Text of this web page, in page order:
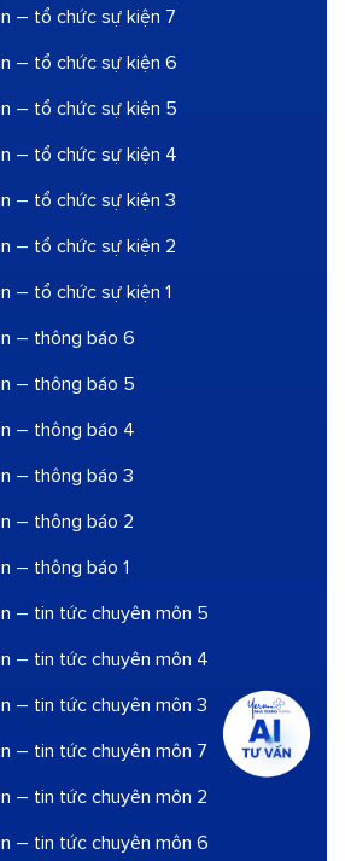
– tổ chức sự kiện 7
– tổ chức sự kiện 6
– tổ chức sự kiện 5
– tổ chức sự kiện 4
– tổ chức sự kiện 3
– tổ chức sự kiện 2
– tổ chức sự kiện 1
– thông báo 6
– thông báo 5
– thông báo 4
– thông báo 3
– thông báo 2
– thông báo 1
– tin tức chuyên môn 5
– tin tức chuyên môn 4
– tin tức chuyên môn 3
– tin tức chuyên môn 7
– tin tức chuyên môn 2
– tin tức chuyên môn 6